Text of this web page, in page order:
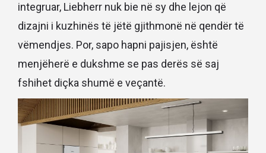
integruar, Liebherr nuk bie në sy dhe lejon që
dizajni i kuzhinës të jëtë gjithmonë në qendër të
vëmendjes. Por, sapo hapni pajisjen, është
menjëherë e dukshme se pas derës së saj
fshihet diçka shumë e veçantë.